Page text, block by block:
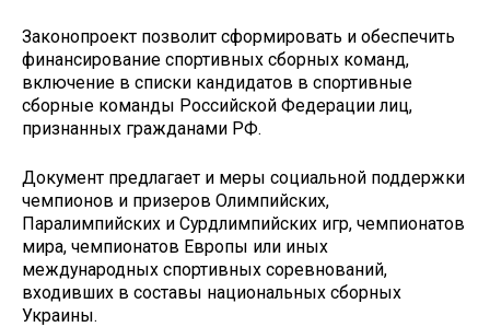
Законопроект позволит сформировать и обеспечить
финансирование спортивных сборных команд,
включение в списки кандидатов в спортивные
сборные команды Российской Федерации лиц,
признанных гражданами РФ.
Документ предлагает и меры социальной поддержки
чемпионов и призеров Олимпийских,
Паралимпийских и Сурдлимпийских игр, чемпионатов
мира, чемпионатов Европы или иных
международных спортивных соревнований,
входивших в составы национальных сборных
Украины.